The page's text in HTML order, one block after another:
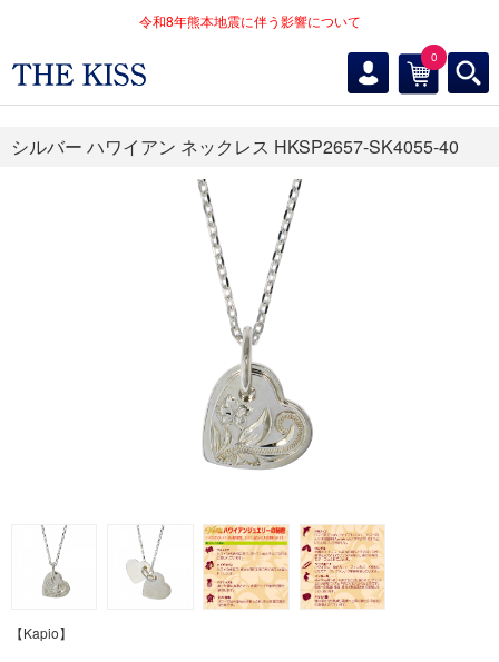
令和8年熊本地震に伴う影響について
0
シルバー ハワイアン ネックレス HKSP2657-SK4055-40
【Kapio】